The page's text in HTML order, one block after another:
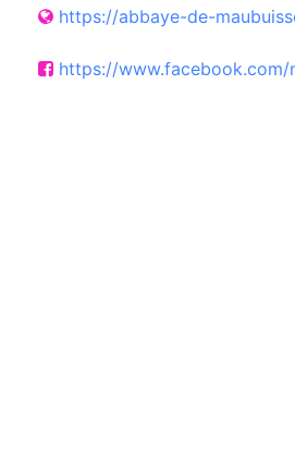
https://abbaye-de-
https://www.facebook.com/